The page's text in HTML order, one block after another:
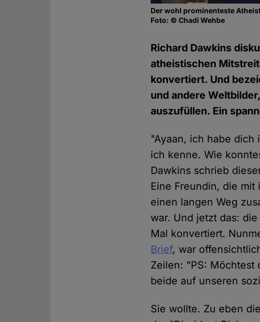
Der wohl prominenteste
Foto: © Chadi Wehbe
Richard Dawkins
atheistischen
konvertiert. Und
und andere
auszufüllen. Ein
"Ayaan, ich habe
ich kenne. Wie
Dawkins schrieb
Eine Freundin, die
einen langen Weg
war. Und jetzt das:
Mal konvertiert.
Brief, war
Zeilen: "PS: Möchtest
beide auf unseren
Sie wollte. Zu eben